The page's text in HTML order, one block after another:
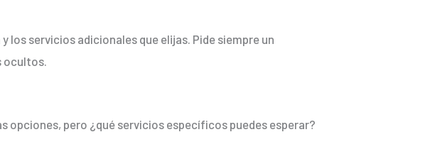
los servicios adicionales que elijas. Pide siempre un
ocultos.
opciones, pero ¿qué servicios específicos puedes esperar?